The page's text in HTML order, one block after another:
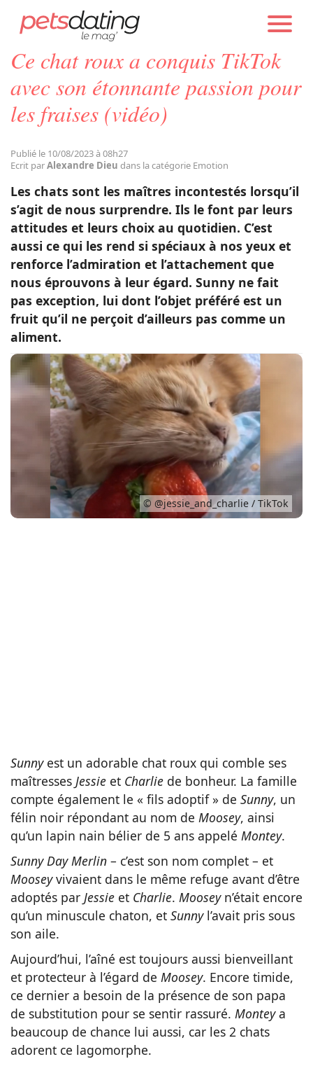
Chien
Chat
Faits Divers
Emotion
Tops
Sauvetages
PETS DATING ACTUALITÉS EMOTION
Ce chat roux a conquis TikTok
avec son étonnante passion pour
les fraises (vidéo)
Publié le 10/08/2023 à 08h27
Ecrit parAlexandre Dieu dans la catégorie Emotion
Les chats sont les maîtres incontestés lorsqu’il
s’agit de nous surprendre. Ils le font par leurs
attitudes et leurs choix au quotidien. C’est
aussi ce qui les rend si spéciaux à nos yeux et
renforce l’admiration et l’attachement que
nous éprouvons à leur égard. Sunny ne fait
pas exception, lui dont l’objet préféré est un
fruit qu’il ne perçoit d’ailleurs pas comme un
aliment.
© @jessie_and_charlie / TikTok
Sunnyest un adorable chat roux qui comble ses
maîtresses Jessie et Charlie de bonheur. La famille
compte également le « fils adoptif » de Sunny, un
félin noir répondant au nom de Moosey, ainsi
qu’un lapin nain bélier de 5 ans appelé Montey.
Sunny Day Merlin – c’est son nom complet – et
Mooseyvivaient dans le même refuge avant d’être
adoptés par Jessie et Charlie. Mooseyn’était encore
qu’un minuscule chaton, et Sunnyl’avait pris sous
son aile.
Aujourd’hui, l’aîné est toujours aussi bienveillant
et protecteur à l’égard de Moosey. Encore timide,
ce dernier a besoin de la présence de son papa
de substitution pour se sentir rassuré. Monteya
beaucoup de chance lui aussi, car les 2 chats
adorent ce lagomorphe.